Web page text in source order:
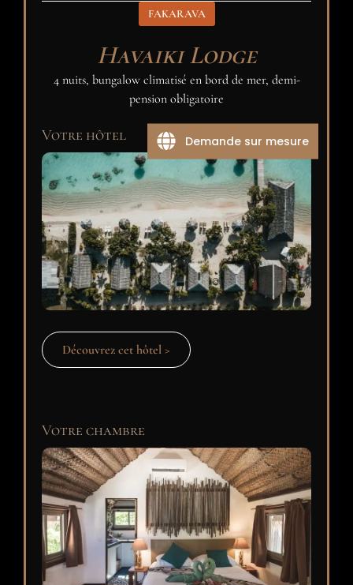
FAKARAVA
Havaiki Lodge
4 nuits, bungalow climatisé en bord de mer, demi-
pension obligatoire
Votre hôtel
Découvrez cet hôtel >
Votre chambre
Demande sur mesure